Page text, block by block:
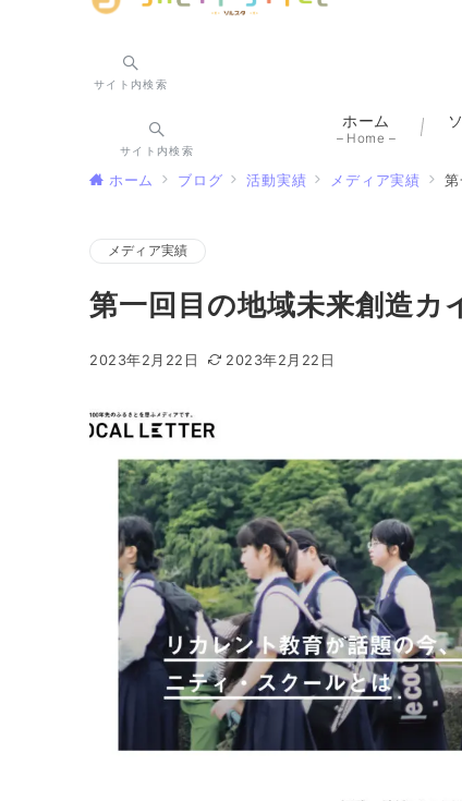
サイト内検索
ホーム
– Home –
サイト内検索
ホーム ブログ 活動実績 メディア実績 第
メディア実績
第一回目の地域未来創造カ
2023年2月22日 2023年2月22日